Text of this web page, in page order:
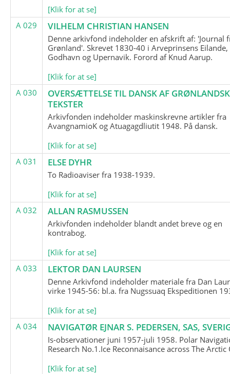
[Klik for at se]
A 029
VILHELM CHRISTIAN HANSEN
Denne arkivfond indeholder en afskrift af: 'Journal
Grønland'. Skrevet 1830-40 i Arveprinsens Eilande,
Godhavn og Upernavik. Forord af Knud Aarup.
[Klik for at se]
A 030
OVERSÆTTELSE TIL DANSK AF
TEKSTER
Arkivfonden indeholder maskinskrevne artikler fra
AvangnamioK og Atuagagdliutit 1948. På dansk.
[Klik for at se]
A 031
ELSE DYHR
To Radioaviser fra 1938-1939.
[Klik for at se]
A 032
ALLAN RASMUSSEN
Arkivfonden indeholder blandt andet breve og en
kontrabog.
[Klik for at se]
A 033
LEKTOR DAN LAURSEN
Denne Arkivfond indeholder materiale fra Dan
virke 1945-56: bl.a. fra Nugssuaq Ekspeditionen
[Klik for at se]
A 034
NAVIGATØR EJNAR S. PEDERSEN, SAS,
Is-observationer juni 1957-juli 1958. Polar
Research No.1.Ice Reconnaisance across The Arctic
[Klik for at se]